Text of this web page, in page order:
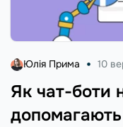
Як чат-боти
допомагають
Юлія Прима 10